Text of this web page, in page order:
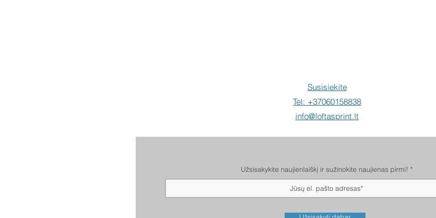
Susisiekite
Tel: +37060158838
info@loftasprint.lt
Užsisakykite naujienlaiškį ir sužinokite naujienas pirmi!